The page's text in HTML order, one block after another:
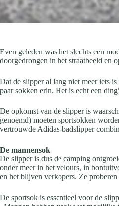
Even geleden was het slechts een
doorgedrongen in het straatbeeld en
Dat de slipper al lang niet meer iets
paar sokken erin. Het is echt een
De opkomst van de slipper is
genoemd) moeten sportsokken
vertrouwde Adidas-badslipper
De mannensok
De slipper is dus de camping
onder meer in het velours, in
en het blijven verkopers. Ze
De sportsok is essentieel voor de